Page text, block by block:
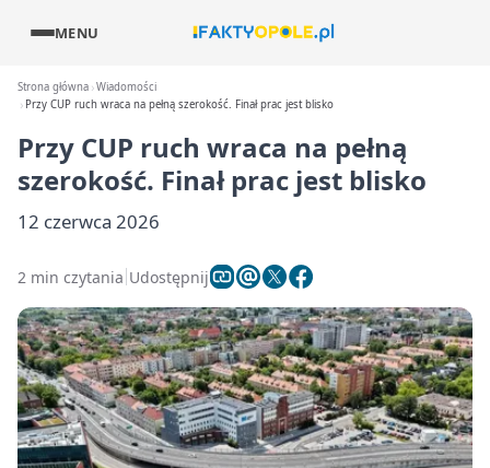
MENU
Strona główna Wiadomości
Przy CUP ruch wraca na pełną szerokość. Finał prac jest blisko
Przy CUP ruch wraca na pełną
szerokość. Finał prac jest blisko
12 czerwca 2026
2 min czytania Udostępnij